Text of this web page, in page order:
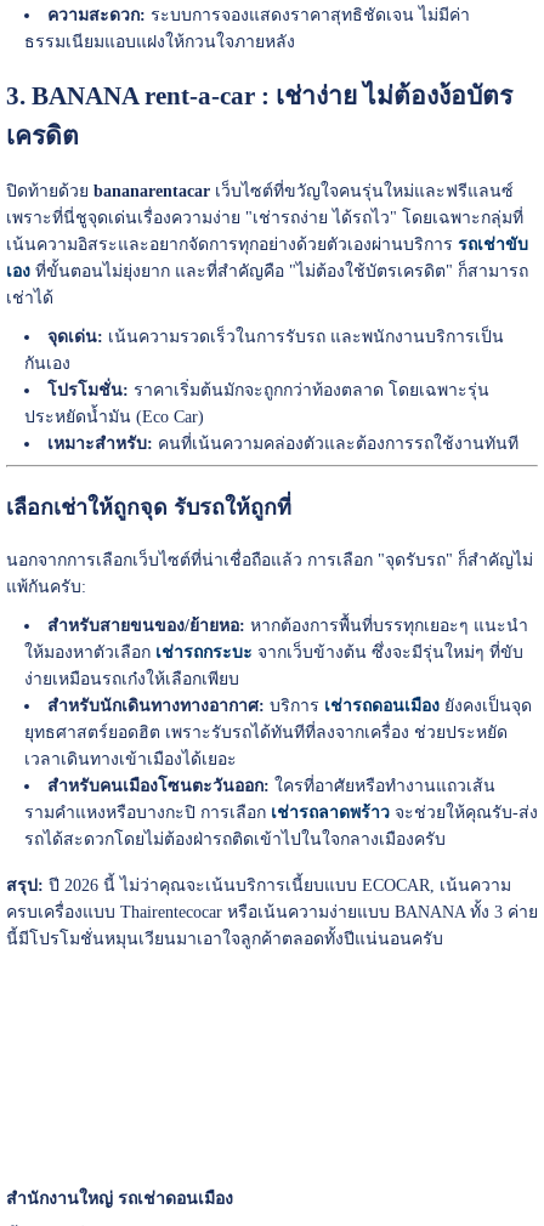
ความสะดวก: ระบบการจองแสดงราคาสุทธิชัดเจน ไม่มีค่า
ธรรมเนียมแอบแฝงให้กวนใจภายหลัง
3. BANANA rent-a-car : เช่าง่าย ไม่ต้องง้อบัตร
เครดิต
ปิดท้ายด้วย bananarentacarเว็บไซต์ที่ขวัญใจคนรุ่นใหม่และฟรีแลนซ์
เพราะที่นี่ชูจุดเด่นเรื่องความง่าย "เช่ารถง่าย ได้รถไว" โดยเฉพาะกลุ่มที่
เน้นความอิสระและอยากจัดการทุกอย่างด้วยตัวเองผ่านบริการ รถเช่าขับ
เองที่ขั้นตอนไม่ยุ่งยาก และที่สำคัญคือ "ไม่ต้องใช้บัตรเครดิต" ก็สามารถ
เช่าได้
จุดเด่น: เน้นความรวดเร็วในการรับรถ และพนักงานบริการเป็น
กันเอง
โปรโมชั่น: ราคาเริ่มต้นมักจะถูกกว่าท้องตลาด โดยเฉพาะรุ่น
ประหยัดน้ำมัน (Eco Car)
เหมาะสำหรับ: คนที่เน้นความคล่องตัวและต้องการรถใช้งานทันที
เลือกเช่าให้ถูกจุด รับรถให้ถูกที่
นอกจากการเลือกเว็บไซต์ที่น่าเชื่อถือแล้ว การเลือก "จุดรับรถ" ก็สำคัญไม่
แพ้กันครับ:
สำหรับสายขนของ/ย้ายหอ: หากต้องการพื้นที่บรรทุกเยอะๆ แนะนำ
ให้มองหาตัวเลือก เช่ารถกระบะ จากเว็บข้างต้น ซึ่งจะมีรุ่นใหม่ๆ ที่ขับ
ง่ายเหมือนรถเก๋งให้เลือกเพียบ
สำหรับนักเดินทางทางอากาศ: บริการ เช่ารถดอนเมืองยังคงเป็นจุด
ยุทธศาสตร์ยอดฮิต เพราะรับรถได้ทันทีที่ลงจากเครื่อง ช่วยประหยัด
เวลาเดินทางเข้าเมืองได้เยอะ
สำหรับคนเมืองโซนตะวันออก: ใครที่อาศัยหรือทำงานแถวเส้น
รามคำแหงหรือบางกะปิ การเลือก เช่ารถลาดพร้าวจะช่วยให้คุณรับ-ส่ง
รถได้สะดวกโดยไม่ต้องฝ่ารถติดเข้าไปในใจกลางเมืองครับ
สรุป: ปี 2026 นี้ ไม่ว่าคุณจะเน้นบริการเนี้ยบแบบ ECOCAR, เน้นความ
ครบเครื่องแบบ Thairentecocar หรือเน้นความง่ายแบบ BANANA ทั้ง 3 ค่าย
นี้มีโปรโมชั่นหมุนเวียนมาเอาใจลูกค้าตลอดทั้งปีแน่นอนครับ
สำนักงานใหญ่ รถเช่าดอนเมือง